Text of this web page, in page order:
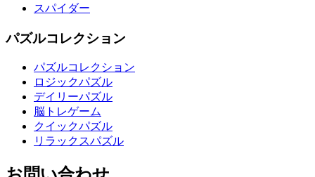
スパイダー
パズルコレクション
パズルコレクション
ロジックパズル
デイリーパズル
脳トレゲーム
クイックパズル
リラックスパズル